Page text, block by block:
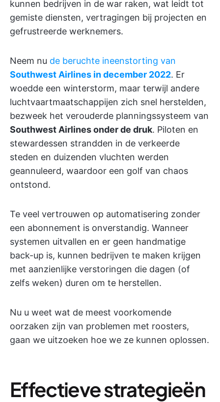
kunnen bedrijven in de war raken, wat leidt tot
gemiste diensten, vertragingen bij projecten en
gefrustreerde werknemers.
Neem nu de beruchte ineenstorting van
Southwest Airlines in december 2022. Er
woedde een winterstorm, maar terwijl andere
luchtvaartmaatschappijen zich snel herstelden,
bezweek het verouderde planningssysteem van
Southwest Airlines onder de druk. Piloten en
stewardessen strandden in de verkeerde
steden en duizenden vluchten werden
geannuleerd, waardoor een golf van chaos
ontstond.
Te veel vertrouwen op automatisering zonder
een abonnement is onverstandig. Wanneer
systemen uitvallen en er geen handmatige
back-up is, kunnen bedrijven te maken krijgen
met aanzienlijke verstoringen die dagen (of
zelfs weken) duren om te herstellen.
Nu u weet wat de meest voorkomende
oorzaken zijn van problemen met roosters,
gaan we uitzoeken hoe we ze kunnen oplossen.
Effectieve strategieën